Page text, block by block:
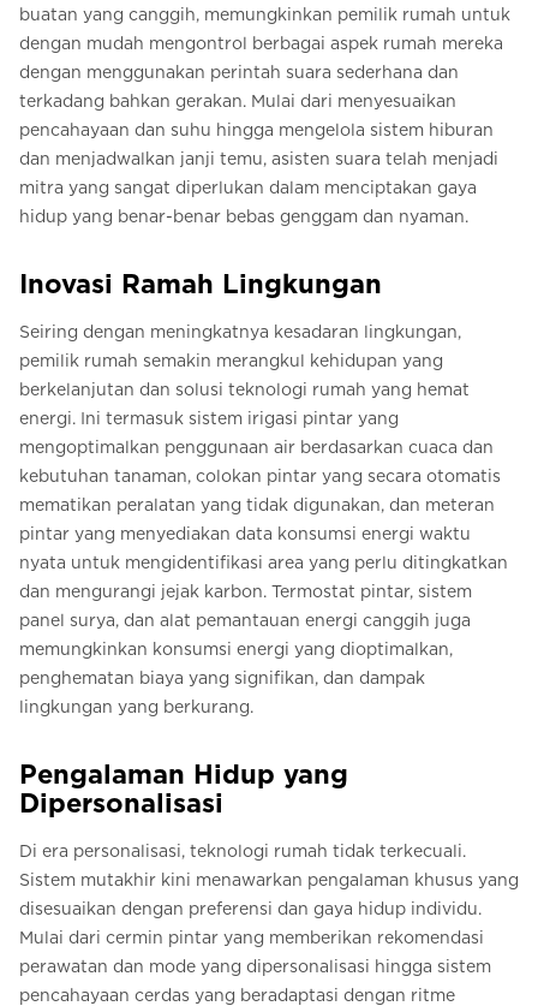
buatan yang canggih, memungkinkan pemilik rumah untuk
dengan mudah mengontrol berbagai aspek rumah mereka
dengan menggunakan perintah suara sederhana dan
terkadang bahkan gerakan. Mulai dari menyesuaikan
pencahayaan dan suhu hingga mengelola sistem hiburan
dan menjadwalkan janji temu, asisten suara telah menjadi
mitra yang sangat diperlukan dalam menciptakan gaya
hidup yang benar-benar bebas genggam dan nyaman.
Inovasi Ramah Lingkungan
Seiring dengan meningkatnya kesadaran lingkungan,
pemilik rumah semakin merangkul kehidupan yang
berkelanjutan dan solusi teknologi rumah yang hemat
energi. Ini termasuk sistem irigasi pintar yang
mengoptimalkan penggunaan air berdasarkan cuaca dan
kebutuhan tanaman, colokan pintar yang secara otomatis
mematikan peralatan yang tidak digunakan, dan meteran
pintar yang menyediakan data konsumsi energi waktu
nyata untuk mengidentifikasi area yang perlu ditingkatkan
dan mengurangi jejak karbon. Termostat pintar, sistem
panel surya, dan alat pemantauan energi canggih juga
memungkinkan konsumsi energi yang dioptimalkan,
penghematan biaya yang signifikan, dan dampak
lingkungan yang berkurang.
Pengalaman Hidup yang
Dipersonalisasi
Di era personalisasi, teknologi rumah tidak terkecuali.
Sistem mutakhir kini menawarkan pengalaman khusus yang
disesuaikan dengan preferensi dan gaya hidup individu.
Mulai dari cermin pintar yang memberikan rekomendasi
perawatan dan mode yang dipersonalisasi hingga sistem
pencahayaan cerdas yang beradaptasi dengan ritme